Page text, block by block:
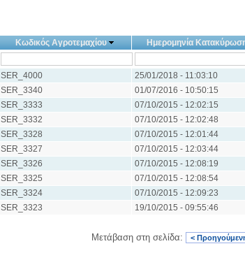
Κωδικός Αγροτεμαχίου Ημερομηνία
SER_4000 25/01/2018 - 11:03:10
SER_3340 01/07/2016 - 10:50:15
SER_3333 07/10/2015 - 12:02:15
SER_3332 07/10/2015 - 12:02:48
SER_3328 07/10/2015 - 12:01:44
SER_3327 07/10/2015 - 12:03:44
SER_3326 07/10/2015 - 12:08:19
SER_3325 07/10/2015 - 12:08:54
SER_3324 07/10/2015 - 12:09:23
SER_3323 19/10/2015 - 09:55:46
Μετάβαση στη σελίδα: <